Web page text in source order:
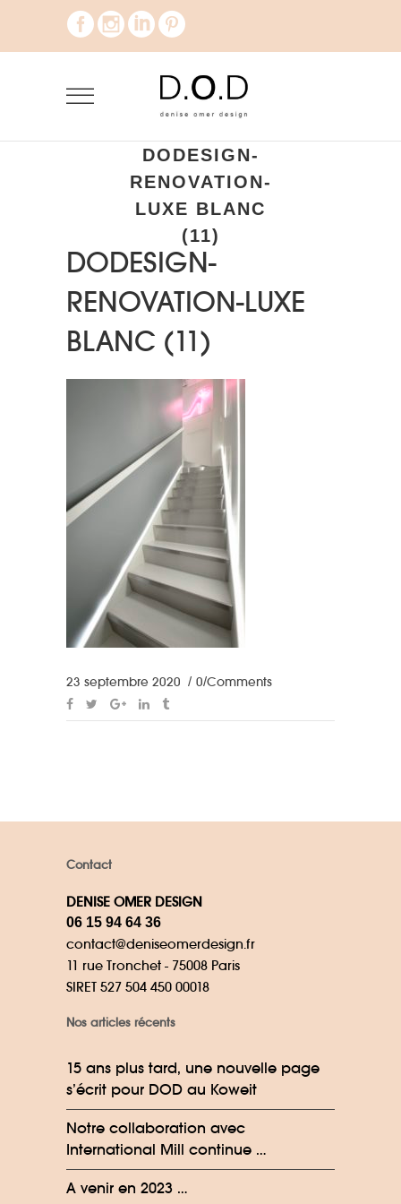
DODESIGN-
RENOVATION-
LUXE BLANC
(11)
DODESIGN-
RENOVATION-LUXE
BLANC (11)
23 septembre 2020 0 Comments
Contact
DENISE OMER DESIGN
06 15 94 64 36
contact@deniseomerdesign.fr
11 rue Tronchet - 75008 Paris
SIRET 527 504 450 00018
Nos articles récents
15 ans plus tard, une nouvelle page
s’écrit pour DOD au Koweit
Notre collaboration avec
International Mill continue …
A venir en 2023 …